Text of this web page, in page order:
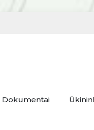
Dokumentai